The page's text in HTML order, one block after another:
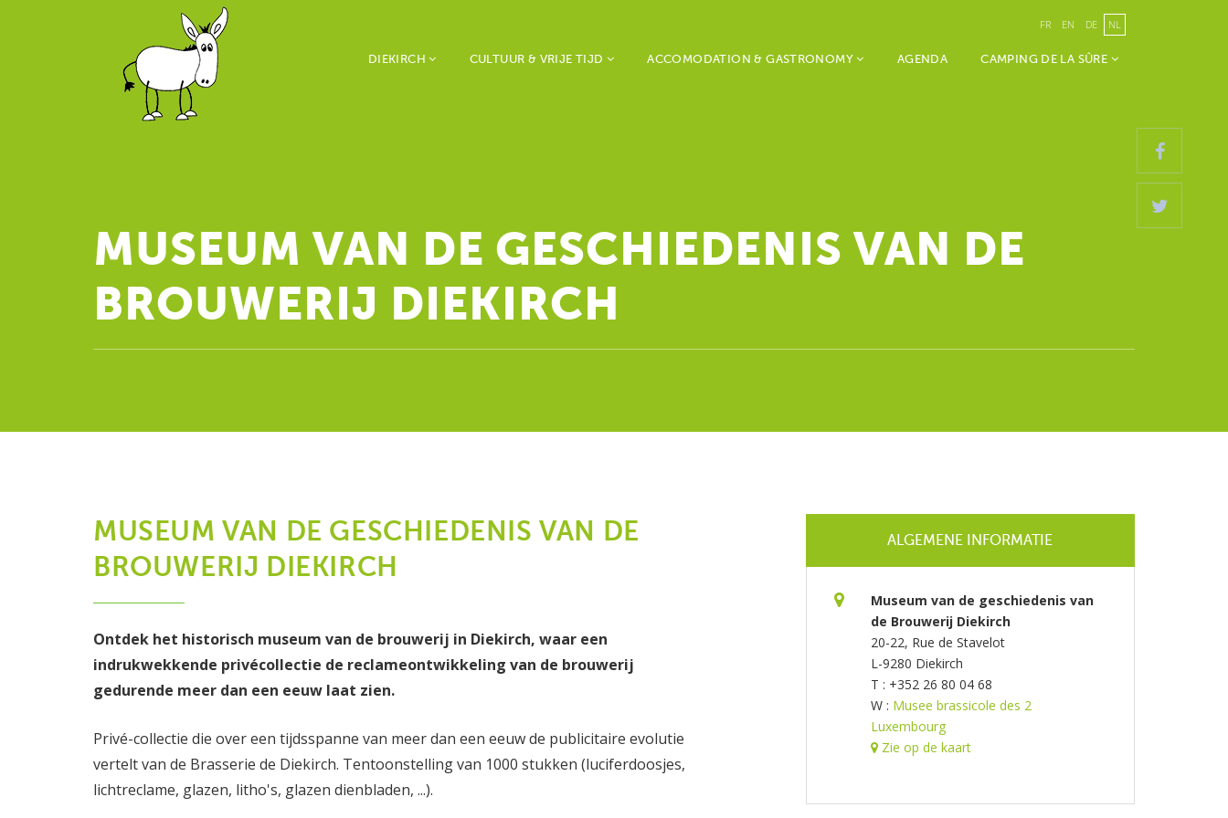
FR EN DE NL
DIEKIRCH CULTUUR & VRIJE TIJD ACCOMODATION & GASTRONOMY AGENDA CAMPING DE LA SÛRE
MUSEUM VAN DE GESCHIEDENIS VAN DE
BROUWERIJ DIEKIRCH
MUSEUM VAN DE GESCHIEDENIS VAN DE
BROUWERIJ DIEKIRCH
Ontdek het historisch museum van de brouwerij in Diekirch, waar een
indrukwekkende privécollectie de reclameontwikkeling van de brouwerij
gedurende meer dan een eeuw laat zien.
Privé-collectie die over een tijdsspanne van meer dan een eeuw de publicitaire evolutie
vertelt van de Brasserie de Diekirch. Tentoonstelling van 1000 stukken (luciferdoosjes,
lichtreclame, glazen, litho's, glazen dienbladen, ...).
ALGEMENE INFORMATIE
Museum van de geschiedenis van
de Brouwerij Diekirch
20-22, Rue de Stavelot
L-9280 Diekirch
T : +352 26 80 04 68
W : Musee brassicole des 2
Luxembourg
Zie op de kaart